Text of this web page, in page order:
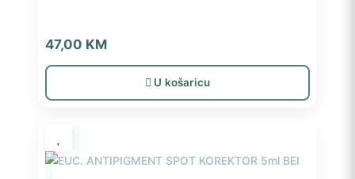
47,00 KM
U košaricu